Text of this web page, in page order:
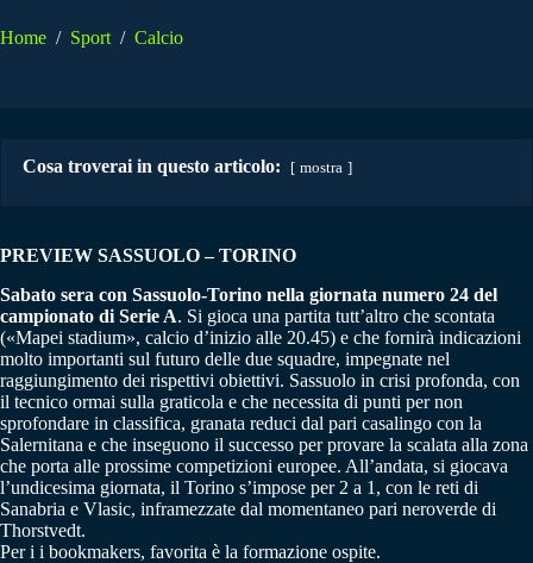
Home / Sport / Calcio
Cosa troverai in questo articolo: mostra
PREVIEW SASSUOLO – TORINO
Sabato sera con Sassuolo-Torino nella giornata numero 24 del
campionato di Serie A. Si gioca una partita tutt’altro che scontata
(«Mapei stadium», calcio d’inizio alle 20.45) e che fornirà indicazioni
molto importanti sul futuro delle due squadre, impegnate nel
raggiungimento dei rispettivi obiettivi. Sassuolo in crisi profonda, con
il tecnico ormai sulla graticola e che necessita di punti per non
sprofondare in classifica, granata reduci dal pari casalingo con la
Salernitana e che inseguono il successo per provare la scalata alla zona
che porta alle prossime competizioni europee. All’andata, si giocava
l’undicesima giornata, il Torino s’impose per 2 a 1, con le reti di
Sanabria e Vlasic, inframezzate dal momentaneo pari neroverde di
Thorstvedt.
Per i i bookmakers, favorita è la formazione ospite.